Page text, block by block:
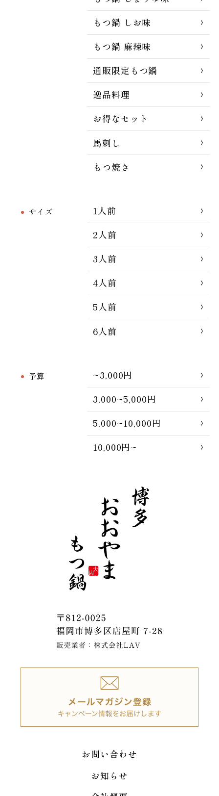
もつ鍋 しお味
もつ鍋 麻辣味
通販限定もつ鍋
逸品料理
お得なセット
馬刺し
もつ焼き
サイズ
1人前
2人前
3人前
4人前
5人前
6人前
予算
~3,000円
3,000~5,000円
5,000~10,000円
10,000円~
お問い合わせ
お知らせ